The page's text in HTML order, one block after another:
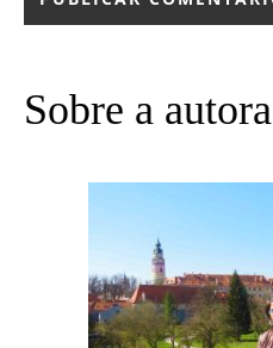
Sobre a autora